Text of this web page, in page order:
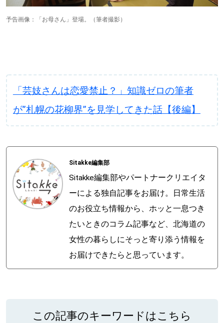
予告画像：「お母さん」登場。（筆者撮影）
「芸妓さんは恋愛禁止？」知識ゼロの筆者
が”札幌の花柳界”を見学してきた話【後編】
Sitakke編集部
Sitakke編集部やパートナークリエイタ
ーによる独自記事をお届け。日常生活
のお役立ち情報から、ホッと一息つき
たいときのコラム記事など、北海道の
女性の暮らしにそっと寄り添う情報を
お届けできたらと思っています。
この記事のキーワードはこちら